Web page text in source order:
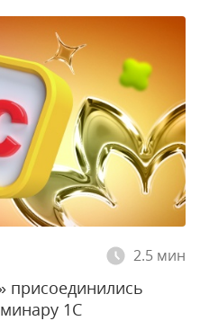
2.5 мин
присоединились
1С